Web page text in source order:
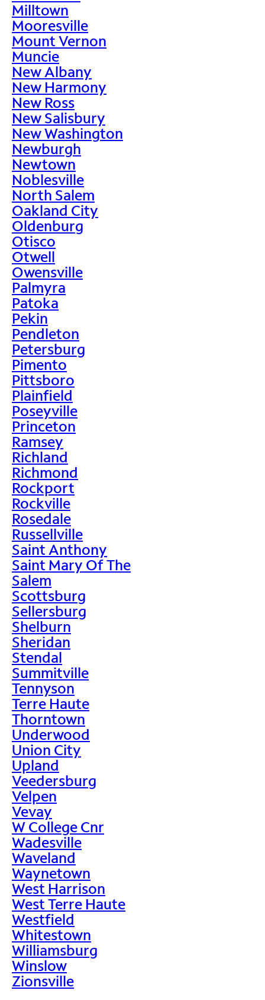
Milltown
Mooresville
Mount Vernon
Muncie
New Albany
New Harmony
New Ross
New Salisbury
New Washington
Newburgh
Newtown
Noblesville
North Salem
Oakland City
Oldenburg
Otisco
Otwell
Owensville
Palmyra
Patoka
Pekin
Pendleton
Petersburg
Pimento
Pittsboro
Plainfield
Poseyville
Princeton
Ramsey
Richland
Richmond
Rockport
Rockville
Rosedale
Russellville
Saint Anthony
Saint Mary Of The
Salem
Scottsburg
Sellersburg
Shelburn
Sheridan
Stendal
Summitville
Tennyson
Terre Haute
Thorntown
Underwood
Union City
Upland
Veedersburg
Velpen
Vevay
W College Cnr
Wadesville
Waveland
Waynetown
West Harrison
West Terre Haute
Westfield
Whitestown
Williamsburg
Winslow
Zionsville